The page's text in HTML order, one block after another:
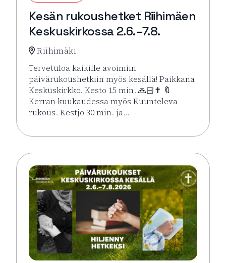
Kesän rukoushetket Riihimäen
Keskuskirkossa 2.6.–7.8.
Riihimäki
Tervetuloa kaikille avoimiin
päivärukoushetkiin myös kesällä! Paikkana
Keskuskirkko. Kesto 15 min. 🙏🏻✝️ 🔖
Kerran kuukaudessa myös Kuunteleva
rukous. Kestjo 30 min. ja…
Lue lisää tapahtumasta Kesän rukoushetket